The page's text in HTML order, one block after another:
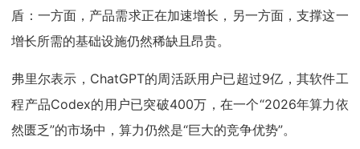
盾：一方面，产品需求正在加速增长，另一方面，支撑这一
增长所需的基础设施仍然稀缺且昂贵。
弗里尔表示，ChatGPT的周活跃用户已超过9亿，其软件工
程产品Codex的用户已突破400万，在一个“2026年算力依
然匮乏”的市场中，算力仍然是“巨大的竞争优势”。